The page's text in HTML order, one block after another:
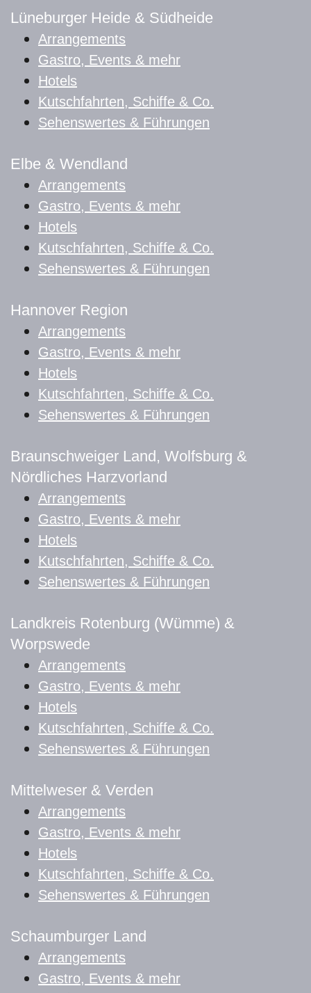
Lüneburger Heide & Südheide
Arrangements
Gastro, Events & mehr
Hotels
Kutschfahrten, Schiffe & Co.
Sehenswertes & Führungen
Elbe & Wendland
Arrangements
Gastro, Events & mehr
Hotels
Kutschfahrten, Schiffe & Co.
Sehenswertes & Führungen
Hannover Region
Arrangements
Gastro, Events & mehr
Hotels
Kutschfahrten, Schiffe & Co.
Sehenswertes & Führungen
Braunschweiger Land, Wolfsburg &
Nördliches Harzvorland
Arrangements
Gastro, Events & mehr
Hotels
Kutschfahrten, Schiffe & Co.
Sehenswertes & Führungen
Landkreis Rotenburg (Wümme) &
Worpswede
Arrangements
Gastro, Events & mehr
Hotels
Kutschfahrten, Schiffe & Co.
Sehenswertes & Führungen
Mittelweser & Verden
Arrangements
Gastro, Events & mehr
Hotels
Kutschfahrten, Schiffe & Co.
Sehenswertes & Führungen
Schaumburger Land
Arrangements
Gastro, Events & mehr